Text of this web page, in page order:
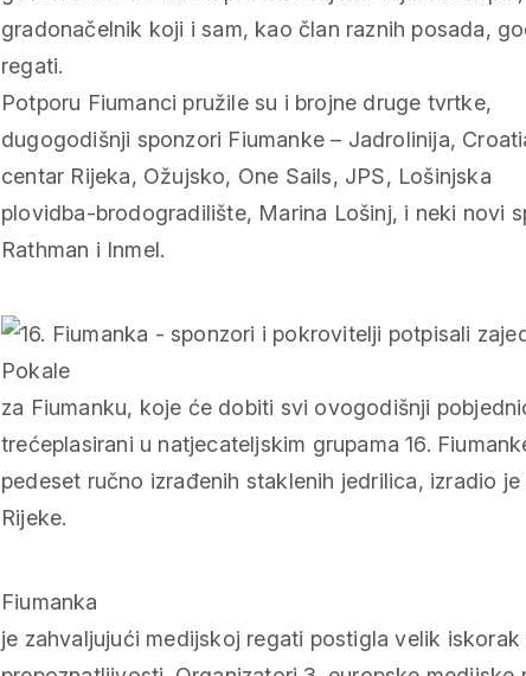
gradonačelnik koji i sam, kao član raznih posada,
regati.
Potporu Fiumanci pružile su i brojne druge tvrtke,
dugogodišnji sponzori Fiumanke – Jadrolinija,
centar Rijeka, Ožujsko, One Sails, JPS, Lošinjska
plovidba-brodogradilište, Marina Lošinj, i neki novi
Rathman i Inmel.
Pokale
za Fiumanku, koje će dobiti svi ovogodišnji
trećeplasirani u natjecateljskim grupama 16.
pedeset ručno izrađenih staklenih jedrilica, izradio
Rijeke.
Fiumanka
je zahvaljujući medijskoj regati postigla velik